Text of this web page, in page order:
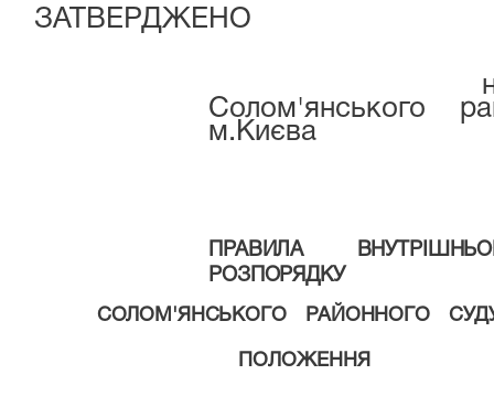
ЗАТВЕРДЖЕНО
наказом
Солом'янського
м.Києва
ПРАВИЛА
РОЗПОРЯДКУ
СОЛОМ'ЯНСЬКОГО РАЙОННОГО
ПОЛОЖЕННЯ